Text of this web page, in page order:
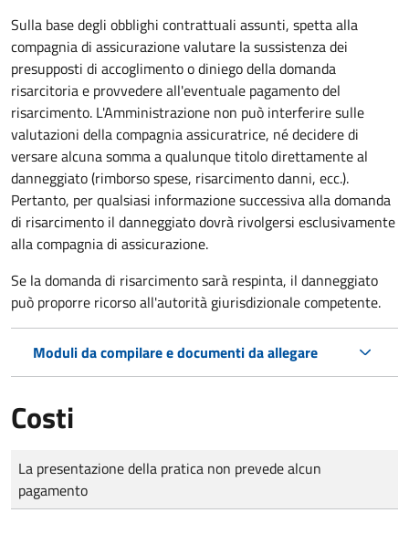
Sulla base degli obblighi contrattuali assunti, spetta alla
compagnia di assicurazione valutare la sussistenza dei
presupposti di accoglimento o diniego della domanda
risarcitoria e provvedere all'eventuale pagamento del
risarcimento. L'Amministrazione non può interferire sulle
valutazioni della compagnia assicuratrice, né decidere di
versare alcuna somma a qualunque titolo direttamente al
danneggiato (rimborso spese, risarcimento danni, ecc.).
Pertanto, per qualsiasi informazione successiva alla domanda
di risarcimento il danneggiato dovrà rivolgersi esclusivamente
alla compagnia di assicurazione.
Se la domanda di risarcimento sarà respinta, il danneggiato
può proporre ricorso all'autorità giurisdizionale competente.
Moduli da compilare e documenti da allegare
Costi
Tipo di pagamento
Importo
La presentazione della pratica non prevede alcun
pagamento